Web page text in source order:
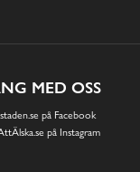
MED OSS
på Facebook
på Instagram